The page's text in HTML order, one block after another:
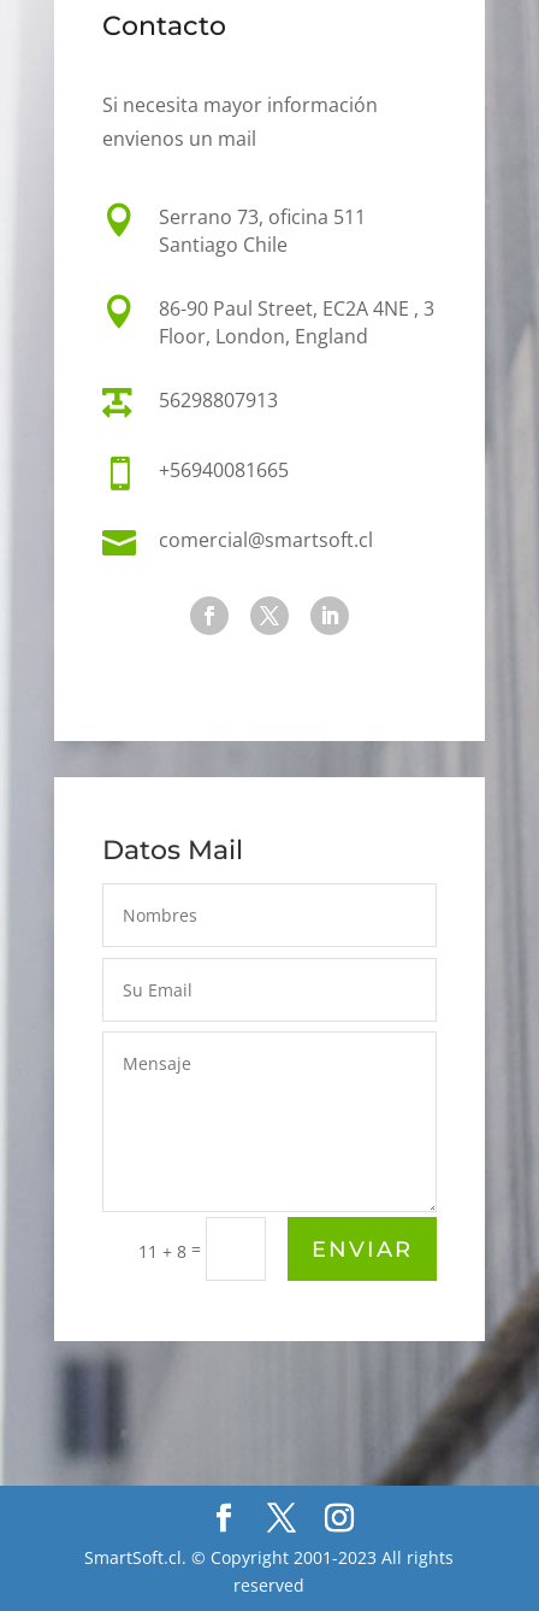
Contacto
Si necesita mayor información
envienos un mail

Serrano 73, oficina 511
Santiago Chile

86-90 Paul Street, EC2A 4NE , 3
Floor, London, England
 56298807913
 +56940081665
 comercial@smartsoft.cl
Datos Mail
11 + 8 = ENVIAR
SmartSoft.cl. © Copyright 2001-2023 All rights
reserved